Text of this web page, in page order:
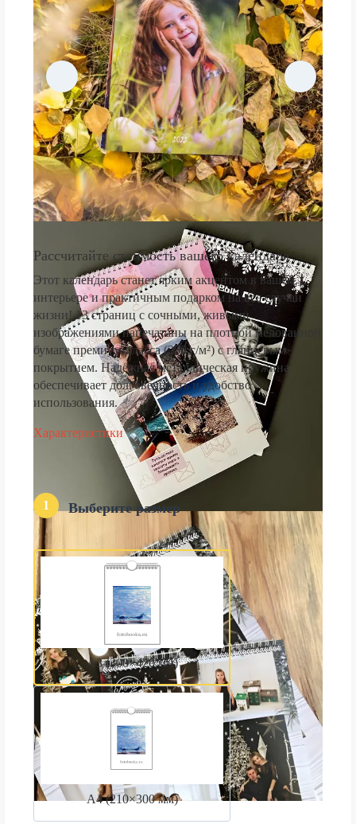
Рассчитайте стоимость вашего календаря
Этот календарь станет ярким акцентом в вашем
интерьере и практичным подарком на все случаи
жизни! 13 страниц с сочными, живыми
изображениями напечатаны на плотной мелованной
бумаге премиум-класса (250 г/м²) с глянцевым
покрытием. Надёжная металлическая пружина
обеспечивает долговечность и удобство
использования.
Характеристики
1 Выберите размер
А3 (300×420 мм)
А4 (210×300 мм)